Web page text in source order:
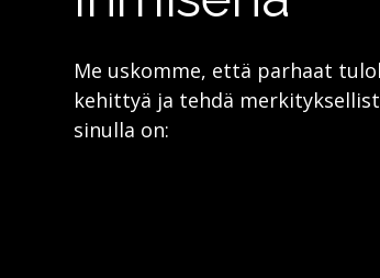
Me uskomme, että parhaat
kehittyä ja tehdä
sinulla on: